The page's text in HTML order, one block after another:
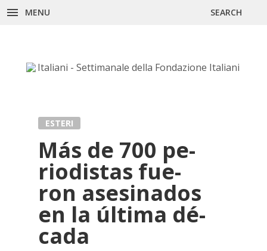
to MENU SEARCH
ESTERI
Más de 700 pe­
rio­di­stas fue­
ron ase­si­na­dos
en la úl­ti­ma dé­
ca­da